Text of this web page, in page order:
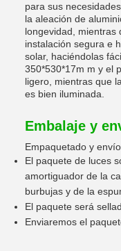
para sus
la aleación de
longevidad, mientras
instalación segura e
solar, haciéndolas
350*530*17m m y el
ligero, mientras que
es bien iluminada.
Embalaje y
Empaquetado y
El paquete de luces
amortiguador de la
burbujas y de la
El paquete será
Enviaremos el